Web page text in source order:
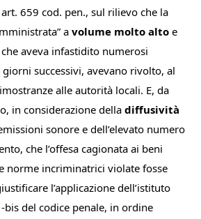
659 cod. pen., sul rilievo che la
a volume molto alto e
aveva infastidito numerosi
successivi, avevano rivolto, al
alle autorità locali. E, da
in considerazione della diffusività
sonore e dell’elevato numero
che l’offesa cagionata ai beni
norme incriminatrici violate fosse
l’applicazione dell’istituto
bis del codice penale, in ordine